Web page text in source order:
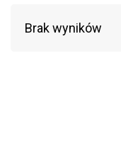
Brak wyników